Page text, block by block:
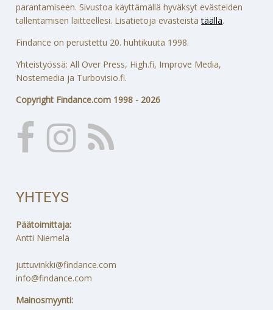
parantamiseen. Sivustoa käyttämällä hyväksyt evästeiden
tallentamisen laitteellesi. Lisätietoja evästeistätäällä.
Findance on perustettu 20. huhtikuuta 1998.
Yhteistyössä: All Over Press, High.fi, Improve Media,
Nostemedia ja Turbovisio.fi.
Copyright Findance.com 1998 - 2026
YHTEYS
Päätoimittaja:
Antti Niemelä
juttuvinkki@findance.com
info@findance.com
Mainosmyynti: